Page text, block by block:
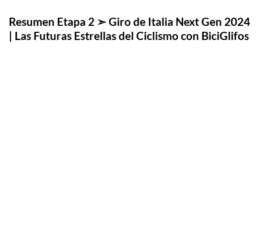
Resumen Etapa 2 ➣ Giro de Italia Next Gen 2024
| Las Futuras Estrellas del Ciclismo con BiciGlifos